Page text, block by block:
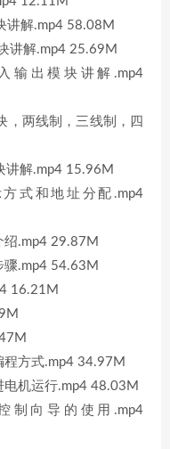
讲解.mp4 58.08M
讲解.mp4 25.69M
输出模块讲解.mp4
，两线制，三线制，四
讲解.mp4 15.96M
式和地址分配.mp4
绍.mp4 29.87M
骤.mp4 54.63M
16.21M
程方式.mp4 34.97M
机运行.mp4 48.03M
制向导的使用.mp4